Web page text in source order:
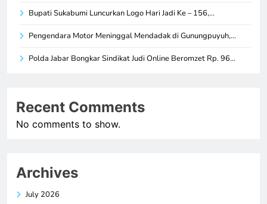
Bupati Sukabumi Luncurkan Logo Hari Jadi Ke – 156,…
Pengendara Motor Meninggal Mendadak di Gunungpuyuh,…
Polda Jabar Bongkar Sindikat Judi Online Beromzet Rp. 96…
Recent Comments
No comments to show.
Archives
July 2026